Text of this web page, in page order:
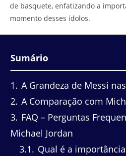
de basquete, enfatizando a
momento desses ídolos.
Sumário
1
A Grandeza de Messi
2 A Comparação com
3 FAQ – Perguntas
Michael Jordan
3.1
Qual é a